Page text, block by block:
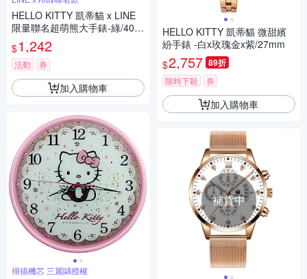
HELLO KITTY 凱蒂貓 x LINE
限量聯名超萌熊大手錶-綠/40m
m
$1,242
活動 券
加入購物車
掃描機芯 三麗鷗授權
HELLO KITTY 凱蒂貓 微甜繽
紛手錶 -白x玫瑰金x紫/27mm
$2,757 89折
限時下殺 券
加入購物車
補貨中